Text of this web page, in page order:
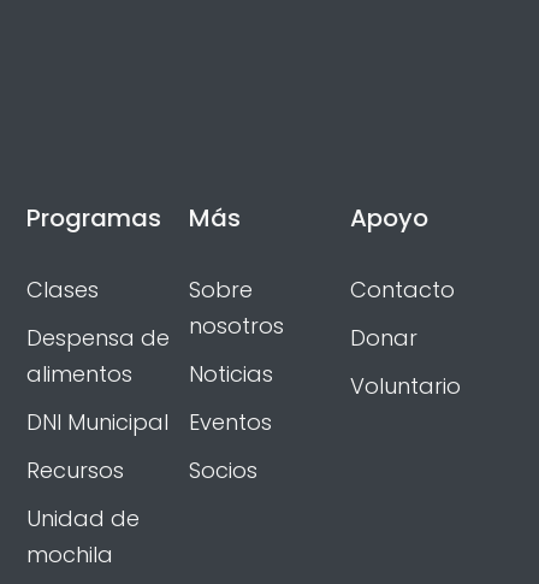
Programas
Clases
Despensa de
alimentos
DNI Municipal
Recursos
Unidad de
mochila
Más
Sobre
nosotros
Noticias
Eventos
Socios
Apoyo
Contacto
Donar
Voluntario